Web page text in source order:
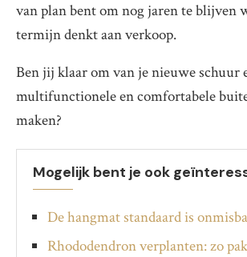
van plan bent om nog jaren te blijven
termijn denkt aan verkoop.
Ben jij klaar om van je nieuwe schuur
multifunctionele en comfortabele
maken?
Mogelijk bent je ook
De hangmat standaard is
Rhododendron verplanten: zo